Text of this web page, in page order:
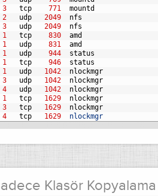
3 tcp 771
mountd
2 udp 2049
nfs
3 udp 2049
nfs
1 tcp 830
amd
1 udp 831
amd
1 udp 944
status
1 tcp 946
status
1 udp 1042
nlockmgr
3 udp 1042
nlockmgr
4 udp 1042
nlockmgr
1 tcp 1629
nlockmgr
3 tcp 1629
nlockmgr
4 tcp 1629 nlockmgr
Klasör Kopyalama